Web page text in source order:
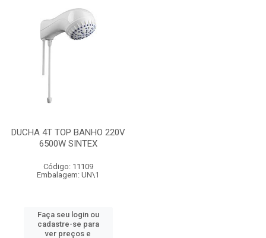
DUCHA 4T TOP BANHO 220V
6500W SINTEX
Código: 11109
Embalagem: UN\1
Faça seu login ou
cadastre-se para
ver preços e